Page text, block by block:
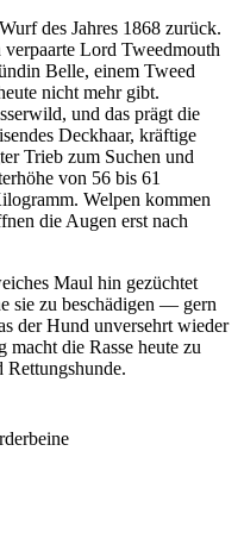
des Jahres 1868 zurück.
Lord Tweedmouth
Belle, einem Tweed
nicht mehr gibt.
und das prägt die
Deckhaar, kräftige
Trieb zum Suchen und
von 56 bis 61
Welpen kommen
die Augen erst nach
Maul hin gezüchtet
sie zu beschädigen — gern
der Hund unversehrt wieder
macht die Rasse heute zu
Rettungshunde.